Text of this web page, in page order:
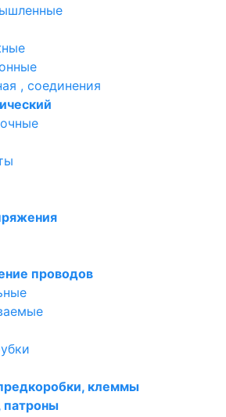
, соединения
проводов
клеммы
патроны